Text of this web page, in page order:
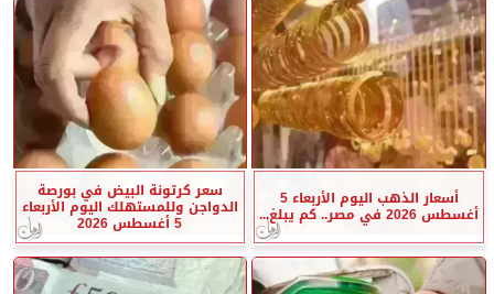
أسعار الذهب اليوم الأربعاء 5
أغسطس 2026 في مصر.. كم يبلغ...
سعر كرتونة البيض في بورصة
الدواجن وللمستهلك اليوم الأربعاء
5 أغسطس 2026